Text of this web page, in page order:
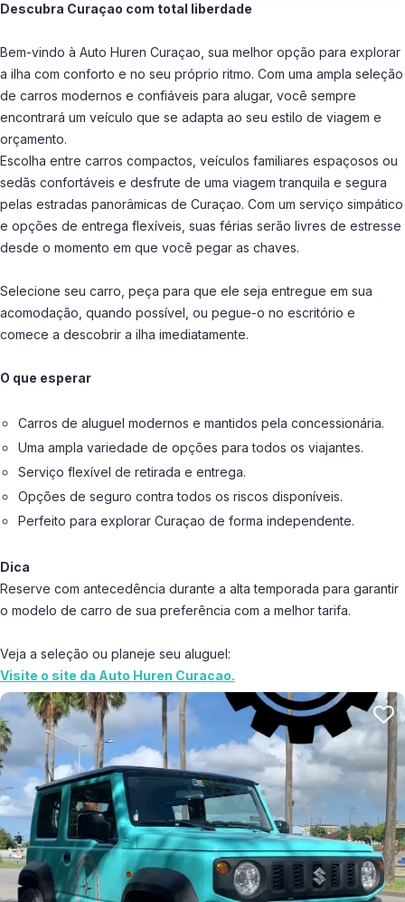
Descubra Curaçao com total liberdade
Bem-vindo à Auto Huren Curaçao, sua melhor opção para explorar
a ilha com conforto e no seu próprio ritmo. Com uma ampla seleção
de carros modernos e confiáveis para alugar, você sempre
encontrará um veículo que se adapta ao seu estilo de viagem e
orçamento.
Escolha entre carros compactos, veículos familiares espaçosos ou
sedãs confortáveis e desfrute de uma viagem tranquila e segura
pelas estradas panorâmicas de Curaçao. Com um serviço simpático
e opções de entrega flexíveis, suas férias serão livres de estresse
desde o momento em que você pegar as chaves.
Selecione seu carro, peça para que ele seja entregue em sua
acomodação, quando possível, ou pegue-o no escritório e
comece a descobrir a ilha imediatamente.
O que esperar
Carros de aluguel modernos e mantidos pela concessionária.
Uma ampla variedade de opções para todos os viajantes.
Serviço flexível de retirada e entrega.
Opções de seguro contra todos os riscos disponíveis.
Perfeito para explorar Curaçao de forma independente.
Dica
Reserve com antecedência durante a alta temporada para garantir
o modelo de carro de sua preferência com a melhor tarifa.
Veja a seleção ou planeje seu aluguel:
Visite o site da Auto Huren Curacao.